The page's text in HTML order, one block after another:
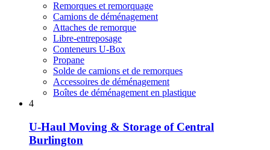
Remorques et remorquage
Camions de déménagement
Attaches de remorque
Libre-entreposage
Conteneurs U-Box
Propane
Solde de camions et de remorques
Accessoires de déménagement
Boîtes de déménagement en plastique
4
U-Haul Moving & Storage of Central
Burlington